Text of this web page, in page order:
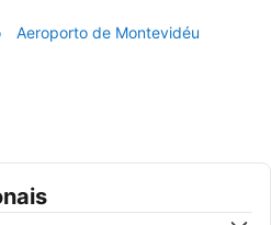
Aeroporto de Montevidéu